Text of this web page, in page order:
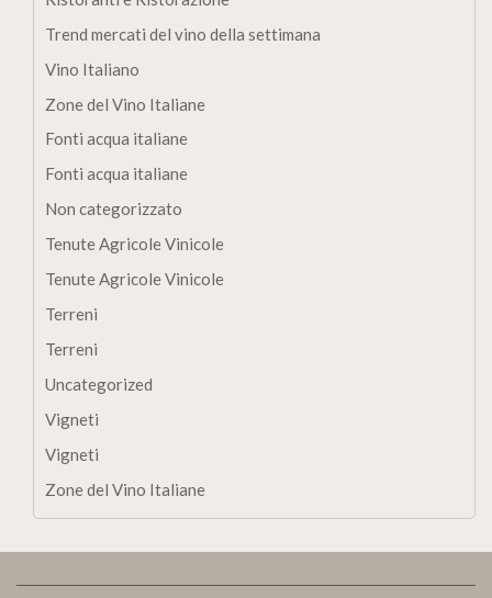
Trend mercati del vino della settimana
Vino Italiano
Zone del Vino Italiane
Fonti acqua italiane
Fonti acqua italiane
Non categorizzato
Tenute Agricole Vinicole
Tenute Agricole Vinicole
Terreni
Terreni
Uncategorized
Vigneti
Vigneti
Zone del Vino Italiane